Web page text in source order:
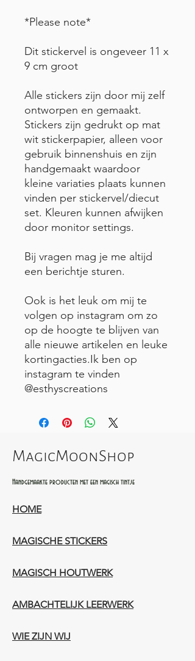
*Please note*
Dit stickervel is ongeveer 11 x
9 cm groot
Alle stickers zijn door mij zelf
ontworpen en gemaakt.
Stickers zijn gedrukt op mat
wit stickerpapier, alleen voor
gebruik binnenshuis en zijn
handgemaakt waardoor
kleine variaties plaats kunnen
vinden per stickervel/diecut
set. Kleuren kunnen afwijken
door monitor settings.
Bij vragen mag je me altijd
een berichtje sturen.
Ook is het leuk om mij te
volgen op instagram om zo
op de hoogte te blijven van
alle nieuwe artikelen en leuke
kortingacties.Ik ben op
instagram te vinden
@esthyscreations
MagicMoonShop
Handgemaakte producten met een magisch tintje
HOME
MAGISCHE STICKERS
MAGISCH HOUTWERK
AMBACHTELIJK LEERWERK​
WIE ZIJN WIJ​​